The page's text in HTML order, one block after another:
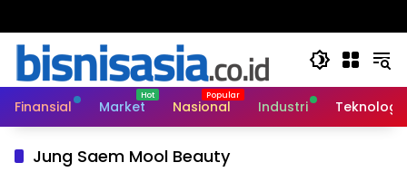
Finansial Market Nasional Industri Teknologi
Jung Saem Mool Beauty